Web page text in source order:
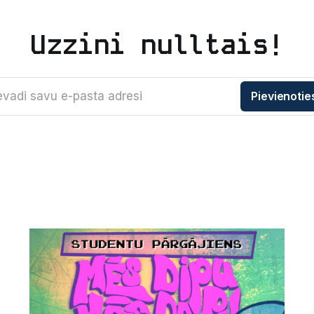
Uzzini nulltais!
savu e-pasta adresi